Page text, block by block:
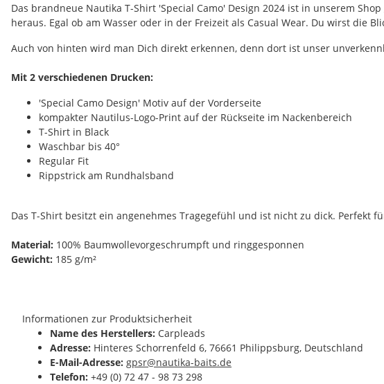
Das brandneue Nautika T-Shirt 'Special Camo' Design 2024 ist in unserem
heraus. Egal ob am Wasser oder in der Freizeit als Casual Wear. Du wirst die
Auch von hinten wird man Dich direkt erkennen, denn dort ist unser
Mit 2 verschiedenen Drucken:
'Special Camo Design' Motiv auf der Vorderseite
kompakter Nautilus-Logo-Print auf der Rückseite im Nackenbereich
T-Shirt in Black
Waschbar bis 40°
Regular Fit
Rippstrick am Rundhalsband
Das T-Shirt besitzt ein angenehmes Tragegefühl und ist nicht zu dick. Perfekt
Material: 100% Baumwollevorgeschrumpft und ringgesponnen
Gewicht: 185 g/m²
Informationen zur Produktsicherheit
Name des Herstellers: Carpleads
Adresse: Hinteres Schorrenfeld 6, 76661 Philippsburg, Deutschland
E-Mail-Adresse: gpsr@nautika-baits.de
Telefon: +49 (0) 72 47 - 98 73 298